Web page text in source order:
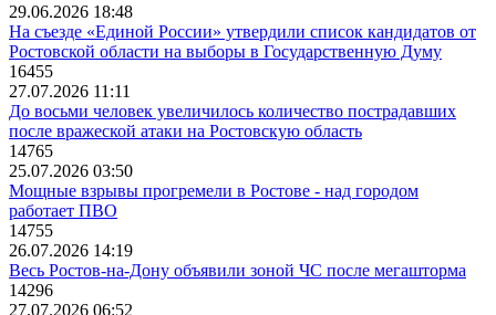
29.06.2026 18:48
На съезде «Единой России» утвердили список кандидатов от
Ростовской области на выборы в Государственную Думу
16455
27.07.2026 11:11
До восьми человек увеличилось количество пострадавших
после вражеской атаки на Ростовскую область
14765
25.07.2026 03:50
Мощные взрывы прогремели в Ростове - над городом
работает ПВО
14755
26.07.2026 14:19
Весь Ростов-на-Дону объявили зоной ЧС после мегашторма
14296
27.07.2026 06:52